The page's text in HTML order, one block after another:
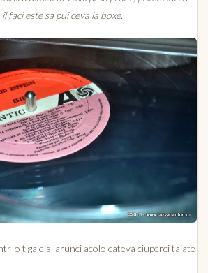
faci este sa pui ceva la boxe.
o tigaie si arunci acolo cateva ciuperci taiate